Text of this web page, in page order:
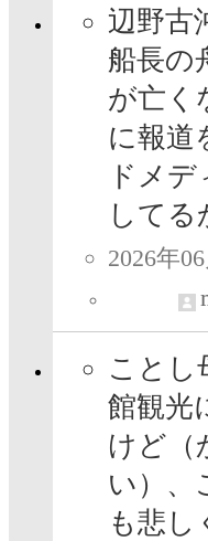
辺野古
船長の
が亡く
に報道
ドメ
してる
2026年
ことし
館観光
けど（
い）、
も悲し